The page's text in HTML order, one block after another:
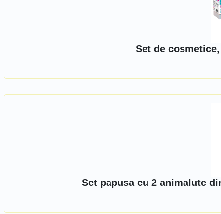
Set de
Set papusa cu 2 animalute